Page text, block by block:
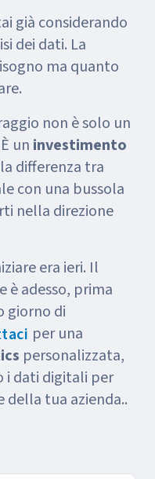
già considerando
dei dati. La
ma quanto
non è solo un
un investimento
la differenza tra
con una bussola
nella direzione
era ieri. Il
è adesso, prima
giorno di
per una
personalizzata,
i dati digitali per
tua azienda..